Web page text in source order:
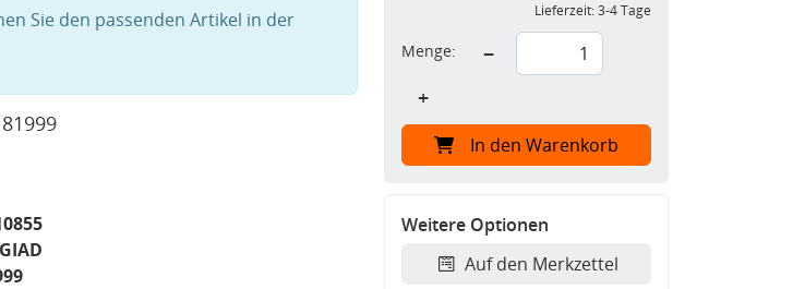
Sie den passenden Artikel in der
Lieferzeit:3-4 Tage
Menge:
−
+
In den Warenkorb
Weitere Optionen
Auf den Merkzettel